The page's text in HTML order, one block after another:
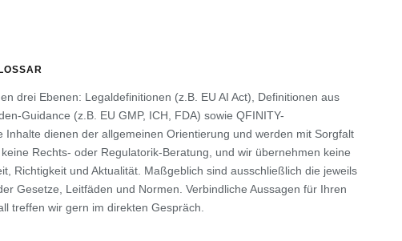
drei Ebenen: Legaldefinitionen (z.B. EU AI Act), Definitionen aus
Guidance (z.B. EU GMP, ICH, FDA) sowie QFINITY-
Inhalte dienen der allgemeinen Orientierung und werden mit Sorgfalt
Rechts- oder Regulatorik-Beratung, und wir übernehmen keine
Richtigkeit und Aktualität. Maßgeblich sind ausschließlich die jeweils
Gesetze, Leitfäden und Normen. Verbindliche Aussagen für Ihren
treffen wir gern im direkten Gespräch.